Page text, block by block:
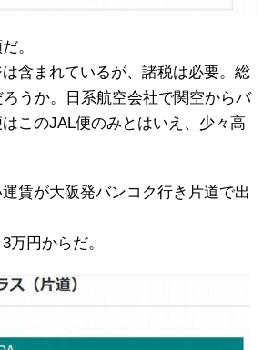
。
含まれているが、諸税は必要。総
うか。日系航空会社で関空からバ
このJAL便のみとはいえ、少々高
賃が大阪発バンコク行き片道で出
万円からだ。